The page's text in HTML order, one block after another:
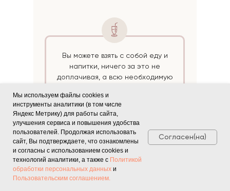
ПРАВИЛА ПОСЕЩЕНИЯ
Вы можете взять с собой еду и
напитки, ничего за это не
доплачивая, а всю необходимую
Мы используем файлы cookies и
инструменты аналитики (в том числе
Яндекс Метрику) для работы сайта,
улучшения сервиса и повышения удобства
пользователей. Продолжая использовать
сайт, Вы подтверждаете, что ознакомлены
и согласны с использованием cookies и
технологий аналитики, а также с Политикой
обработки персональных данных и
Пользовательским соглашением.
Согласен(на)